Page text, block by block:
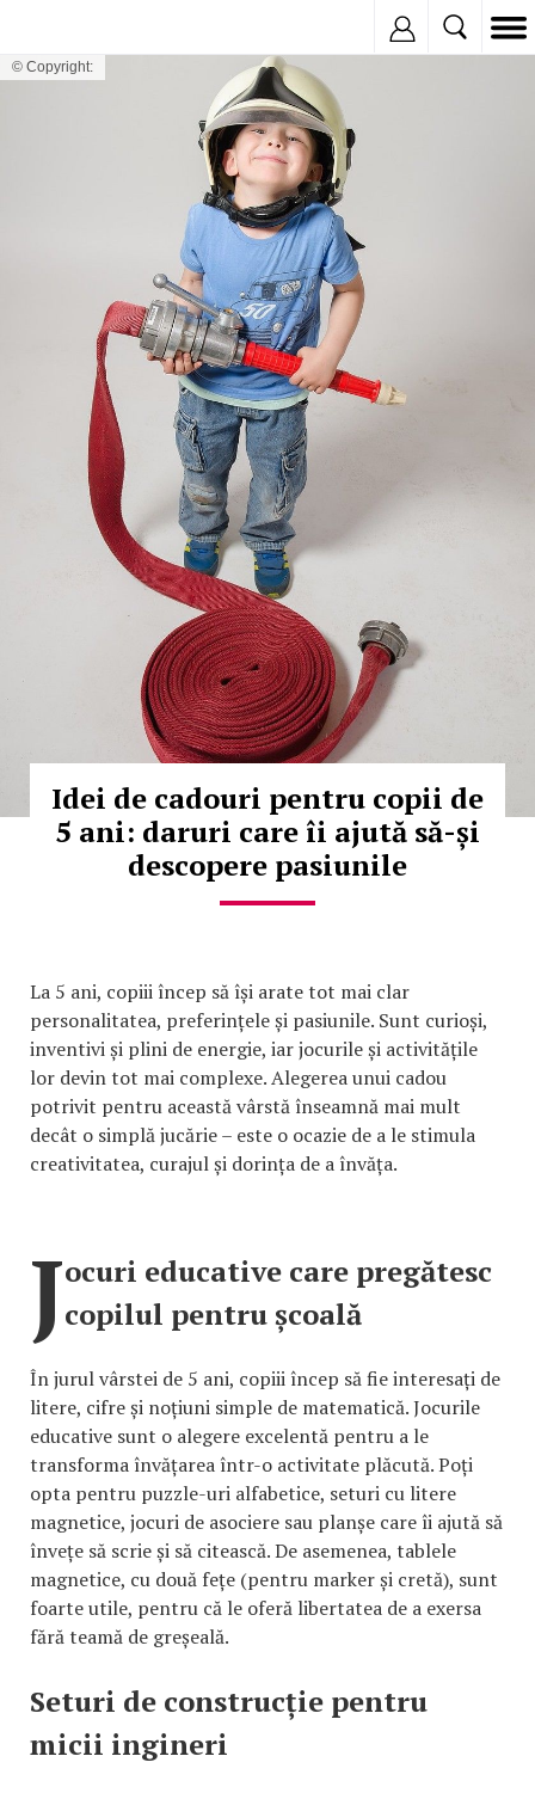
© Copyright:
Idei de cadouri pentru copii de
5 ani: daruri care îi ajută să-și
descopere pasiunile
La 5 ani, copiii încep să își arate tot mai clar
personalitatea, preferințele și pasiunile. Sunt curioși,
inventivi și plini de energie, iar jocurile și activitățile
lor devin tot mai complexe. Alegerea unui cadou
potrivit pentru această vârstă înseamnă mai mult
decât o simplă jucărie – este o ocazie de a le stimula
creativitatea, curajul și dorința de a învăța.
Jocuri educative care pregătesc
copilul pentru școală
În jurul vârstei de 5 ani, copiii încep să fie interesați de
litere, cifre și noțiuni simple de matematică. Jocurile
educative sunt o alegere excelentă pentru a le
transforma învățarea într-o activitate plăcută. Poți
opta pentru puzzle-uri alfabetice, seturi cu litere
magnetice, jocuri de asociere sau planșe care îi ajută să
învețe să scrie și să citească. De asemenea, tablele
magnetice, cu două fețe (pentru marker și cretă), sunt
foarte utile, pentru că le oferă libertatea de a exersa
fără teamă de greșeală.
Seturi de construcție pentru
micii ingineri